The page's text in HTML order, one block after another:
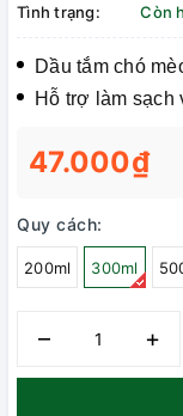
Tình trạng:
Còn
Dầu tắm chó
Hỗ trợ làm sạch
47.000₫
Quy cách:
200ml 300ml
– +